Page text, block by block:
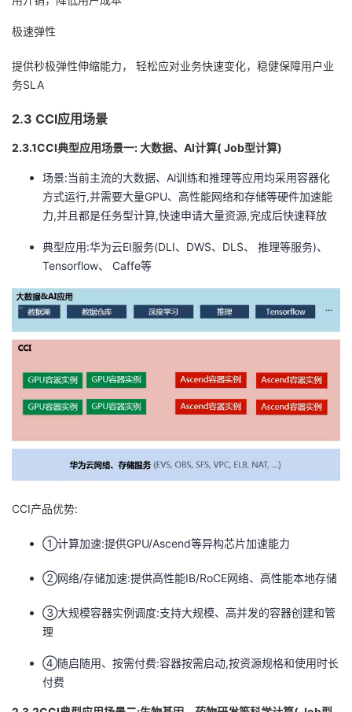
极速弹性
提供秒极弹性伸缩能力， 轻松应对业务快速变化，稳健保障用户业
务SLA
2.3 CCI应用场景
2.3.1CCI典型应用场景一: 大数据、Al计算( Job型计算)
场景:当前主流的大数据、Al训练和推理等应用均采用容器化
方式运行,并需要大量GPU、高性能网络和存储等硬件加速能
力,并且都是任务型计算,快速申请大量资源,完成后快速释放
典型应用:华为云EI服务(DLI、DWS、DLS、 推理等服务)、
Tensorflow、 Caffe等
CCI产品优势:
①计算加速:提供GPU/Ascend等异构芯片加速能力
②网络/存储加速:提供高性能IB/RoCE网络、高性能本地存储
③大规模容器实例调度:支持大规模、高并发的容器创建和管
理
④随启随用、按需付费:容器按需启动,按资源规格和使用时长
付费